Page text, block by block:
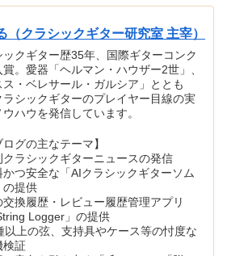
（クラシックギター研究室 主宰）
ックギター歴35年、国際ギターコンク
賞。愛器「ヘルマン・ハウザー2世」、
ス・ベレサール・ガルシア」ととも
ラシックギターのプレイヤー目線の実
ハウを発信しています。
ログの主なテーマ】
クラシックギターニュースの発信
かつ安全な「AIクラシックギターソム
の提供
交換履歴・レビュー履歴管理アプリ
Logger」の提供
以上の弦、支持具やケース等の忖度な
検証